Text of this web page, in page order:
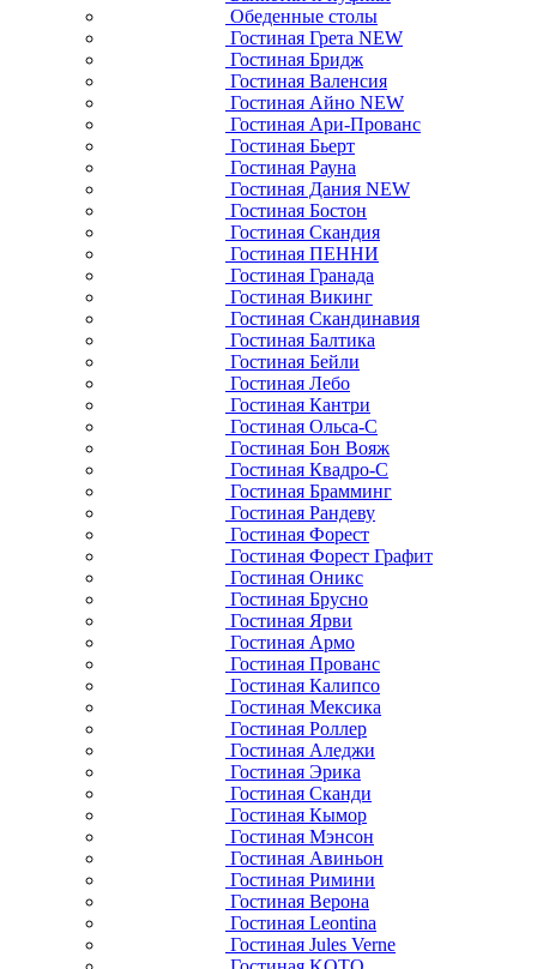
Обеденные столы
Гостиная Грета NEW
Гостиная Бридж
Гостиная Валенсия
Гостиная Айно NEW
Гостиная Ари-Прованс
Гостиная Бьерт
Гостиная Рауна
Гостиная Дания NEW
Гостиная Бостон
Гостиная Скандия
Гостиная ПЕННИ
Гостиная Гранада
Гостиная Викинг
Гостиная Скандинавия
Гостиная Балтика
Гостиная Бейли
Гостиная Лебо
Гостиная Кантри
Гостиная Ольса-С
Гостиная Бон Вояж
Гостиная Квадро-С
Гостиная Брамминг
Гостиная Рандеву
Гостиная Форест
Гостиная Форест Графит
Гостиная Оникс
Гостиная Брусно
Гостиная Ярви
Гостиная Армо
Гостиная Прованс
Гостиная Калипсо
Гостиная Мексика
Гостиная Роллер
Гостиная Аледжи
Гостиная Эрика
Гостиная Сканди
Гостиная Кымор
Гостиная Мэнсон
Гостиная Авиньон
Гостиная Римини
Гостиная Верона
Гостиная Leontina
Гостиная Jules Verne